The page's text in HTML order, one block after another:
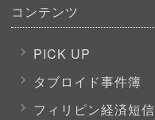
コンテンツ
PICK UP
タブロイド事件簿
フィリピン経済短信